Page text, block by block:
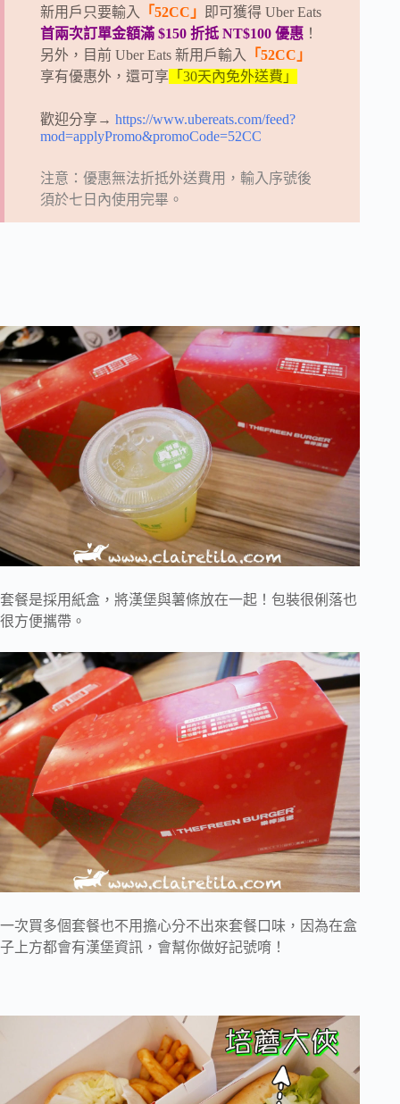
新用戶只要輸入 「52CC」
即可獲得 Uber Eats
首兩次訂單金額滿 $150 折抵 NT$100 優惠 ！
另外，目前 Uber Eats 新用戶輸入
「52CC」
享有優惠外，還可享 「30天內免外送費」
歡迎分享→ https://www.ubereats.com/feed?
mod=applyPromo&promoCode=52CC
注意：優惠無法折抵外送費用，輸入序號後
須於七日內使用完畢。
套餐是採用紙盒，將漢堡與薯條放在一起！包裝很俐落也
很方便攜帶。
一次買多個套餐也不用擔心分不出來套餐口味，因為在盒
子上方都會有漢堡資訊，會幫你做好記號唷！